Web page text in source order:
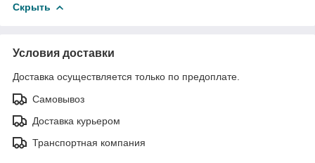
Скрыть
Условия доставки
Доставка осуществляется только по предоплате.
Самовывоз
Доставка курьером
Транспортная компания